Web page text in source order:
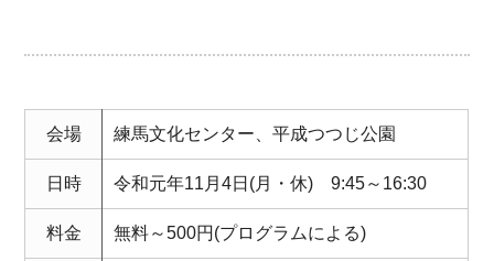
会場 練馬文化センター、平成つつじ公園
日時 令和元年11月4日(月・休) 9:45～16:30
料金 無料～500円(プログラムによる)